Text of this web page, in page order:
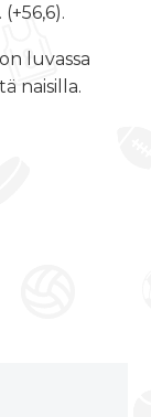
(+56,6).
luvassa
naisilla.